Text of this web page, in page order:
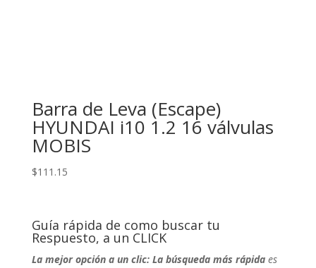
Barra de Leva (Escape)
HYUNDAI i10 1.2 16 válvulas
MOBIS
$111.15
Guía rápida de como buscar tu
Respuesto, a un CLICK
La mejor opción a un clic: La búsqueda más rápida es